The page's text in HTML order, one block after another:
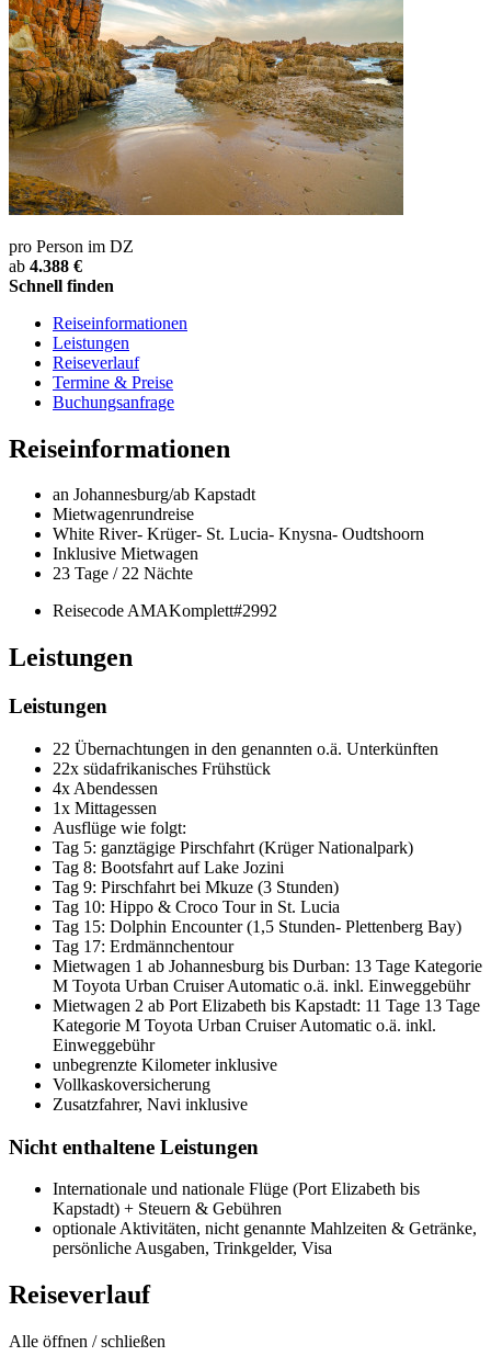
pro Person im DZ
ab 4.388 €
Schnell finden
Reiseinformationen
Leistungen
Reiseverlauf
Termine & Preise
Buchungsanfrage
Reiseinformationen
an Johannesburg/ab Kapstadt
Mietwagenrundreise
White River- Krüger- St. Lucia- Knysna- Oudtshoorn
Inklusive Mietwagen
23 Tage / 22 Nächte
Reisecode AMAKomplett#2992
Leistungen
Leistungen
22 Übernachtungen in den genannten o.ä. Unterkünften
22x südafrikanisches Frühstück
4x Abendessen
1x Mittagessen
Ausflüge wie folgt:
Tag 5: ganztägige Pirschfahrt (Krüger Nationalpark)
Tag 8: Bootsfahrt auf Lake Jozini
Tag 9: Pirschfahrt bei Mkuze (3 Stunden)
Tag 10: Hippo & Croco Tour in St. Lucia
Tag 15: Dolphin Encounter (1,5 Stunden- Plettenberg Bay)
Tag 17: Erdmännchentour
Mietwagen 1 ab Johannesburg bis Durban: 13 Tage Kategorie
M Toyota Urban Cruiser Automatic o.ä. inkl. Einweggebühr
Mietwagen 2 ab Port Elizabeth bis Kapstadt: 11 Tage 13 Tage
Kategorie M Toyota Urban Cruiser Automatic o.ä. inkl.
Einweggebühr
unbegrenzte Kilometer inklusive
Vollkaskoversicherung
Zusatzfahrer, Navi inklusive
Nicht enthaltene Leistungen
Internationale und nationale Flüge (Port Elizabeth bis
Kapstadt) + Steuern & Gebühren
optionale Aktivitäten, nicht genannte Mahlzeiten & Getränke,
persönliche Ausgaben, Trinkgelder, Visa
Reiseverlauf
Alle öffnen / schließen